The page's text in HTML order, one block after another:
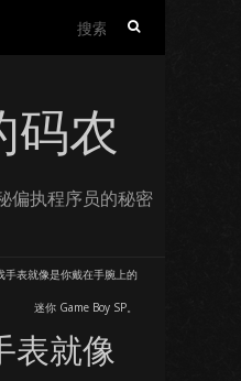
码农
偏执程序员的秘密
手表就像是你戴在手腕上的
迷你 Game Boy SP。
表就像